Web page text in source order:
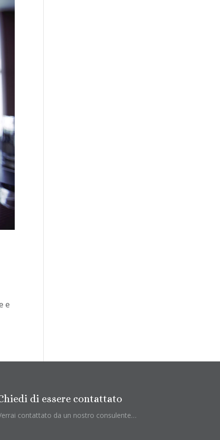
e
di essere contattato
contattato da un nostro consulente…